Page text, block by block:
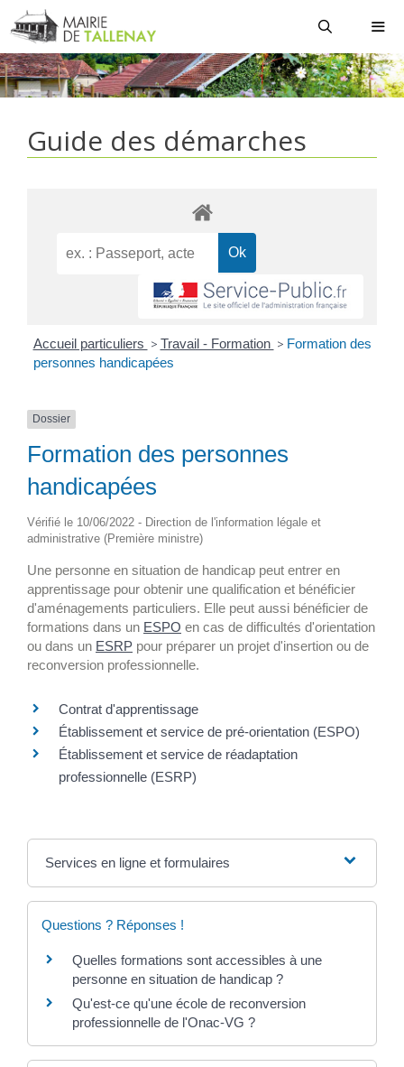
Aller
au
contenu
Guide des démarches
Accueil particuliers > Travail - Formation > Formation des
personnes handicapées
Dossier
Formation des personnes
handicapées
Vérifié le 10/06/2022 - Direction de l'information légale et
administrative (Première ministre)
Une personne en situation de handicap peut entrer en
apprentissage pour obtenir une qualification et bénéficier
d'aménagements particuliers. Elle peut aussi bénéficier de
formations dans un ESPO en cas de difficultés d'orientation
ou dans un ESRP pour préparer un projet d'insertion ou de
reconversion professionnelle.
Contrat d'apprentissage
Établissement et service de pré-orientation (ESPO)
Établissement et service de réadaptation
professionnelle (ESRP)
Services en ligne et formulaires
Questions ? Réponses !
Quelles formations sont accessibles à une
personne en situation de handicap ?
Qu'est-ce qu'une école de reconversion
professionnelle de l'Onac-VG ?